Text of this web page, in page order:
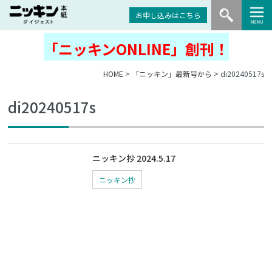
お申し込みはこちら
「ニッキンONLINE」創刊！
HOME > 「ニッキン」最新号から > di20240517s
di20240517s
ニッキン抄 2024.5.17
ニッキン抄